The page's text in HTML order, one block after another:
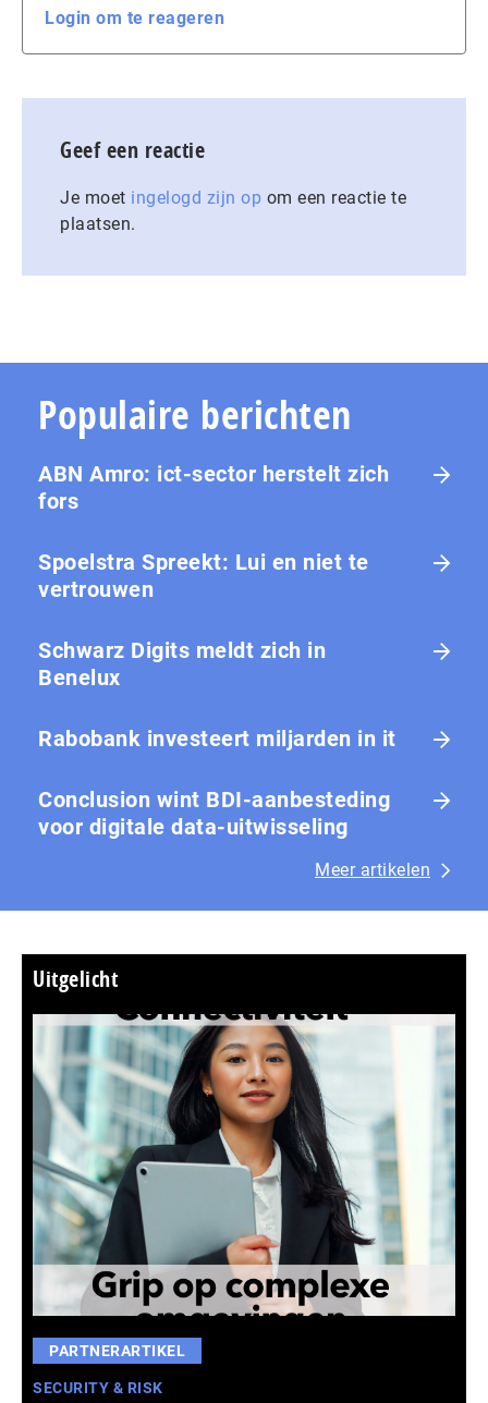
Login om te reageren
Geef een reactie
Je moet ingelogd zijn op om een reactie te
plaatsen.
Populaire berichten
ABN Amro: ict-sector herstelt zich
fors
Spoelstra Spreekt: Lui en niet te
vertrouwen
Schwarz Digits meldt zich in
Benelux
Rabobank investeert miljarden in it
Conclusion wint BDI-aanbesteding
voor digitale data-uitwisseling
Meer artikelen
Uitgelicht
PARTNERARTIKEL
SECURITY & RISK